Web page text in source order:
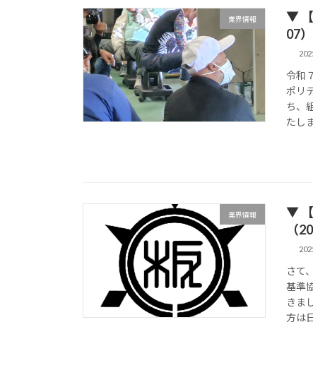
業界情報
▼ 【
07）
令和
ポリ
ち、
たし
業界情報
▼
（
さて
基準
きま
方は